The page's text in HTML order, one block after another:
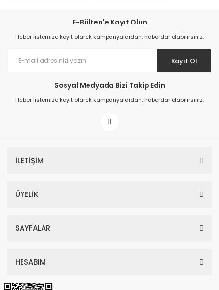
Prime ArtDECO Duvar Kağıdı Tutkalı 500 gr
199,00 TL
E-Bülten'e Kayıt Olun
Haber listemize kayıt olarak kampanyalardan, haberdar olabilirsiniz.
Kayıt Ol
Sosyal Medyada Bizi Takip Edin
Haber listemize kayıt olarak kampanyalardan, haberdar olabilirsiniz.
İLETİŞİM
ÜYELİK
SAYFALAR
HESABIM